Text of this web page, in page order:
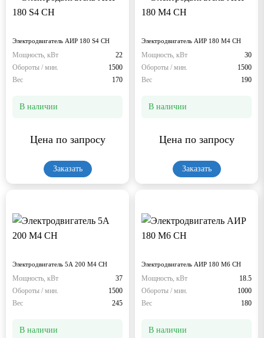
Электродвигатель АИР 180 S4 СН
Мощность, кВт
22
Обороты / мин.
1500
Вес
170
В наличии
Цена по запросу
Заказать
Электродвигатель АИР 180 М4 СН
Мощность, кВт
30
Обороты / мин.
1500
Вес
190
В наличии
Цена по запросу
Заказать
Электродвигатель 5А 200 М4 СН
Мощность, кВт
37
Обороты / мин.
1500
Вес
245
В наличии
Электродвигатель АИР 180 М6 СН
Мощность, кВт
18.5
Обороты / мин.
1000
Вес
180
В наличии